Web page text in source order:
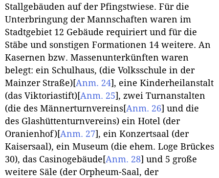
Stallgebäuden auf der Pfingstwiese. Für die
Unterbringung der Mannschaften waren im
Stadtgebiet 12 Gebäude requiriert und für die
Stäbe und sonstigen Formationen 14 weitere. An
Kasernen bzw. Massenunterkünften waren
belegt: ein Schulhaus, (die Volksschule in der
Mainzer Straße)[Anm. 24] , eine Kinderheilanstalt
(das Viktoriastift)[Anm. 25] , zwei Turnanstalten
(die des Männerturnvereins[Anm. 26] und die
des Glashüttenturnvereins) ein Hotel (der
Oranienhof)[Anm. 27] , ein Konzertsaal (der
Kaisersaal), ein Museum (die ehem. Loge Brückes
30), das Casinogebäude [Anm. 28] und 5 große
weitere Säle (der Orpheum-Saal, der